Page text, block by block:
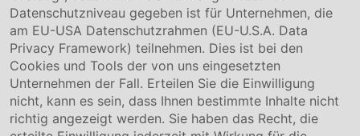
Hinweisgebersystem
Karriere
Service & Kontakt
Kontakt
Downloads
Garantiebedingungen
Datenschutzniveau gegeben ist für Unternehmen, die
am EU-USA Datenschutzrahmen (EU-U.S.A. Data
Privacy Framework) teilnehmen. Dies ist bei den
Cookies und Tools der von uns eingesetzten
Unternehmen der Fall. Erteilen Sie die Einwilligung
nicht, kann es sein, dass Ihnen bestimmte Inhalte nicht
richtig angezeigt werden. Sie haben das Recht, die